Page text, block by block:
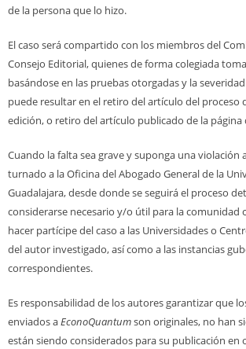
de la persona que lo hizo.
El caso será compartido con los miembros del
Consejo Editorial, quienes de forma colegiada
basándose en las pruebas otorgadas y la
puede resultar en el retiro del artículo del proceso
edición, o retiro del artículo publicado de la página
Cuando la falta sea grave y suponga una violación
turnado a la Oficina del Abogado General de la
Guadalajara, desde donde se seguirá el proceso
considerarse necesario y/o útil para la comunidad
hacer partícipe del caso a las Universidades o
del autor investigado, así como a las instancias
correspondientes.
Es responsabilidad de los autores garantizar que
enviados aEconoQuantumson originales, no han
están siendo considerados para su publicación en